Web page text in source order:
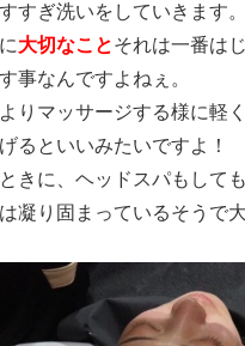
すぎ洗いをしていきます。
大切なことそれは一番は
事なんですよねぇ。
りマッサージする様に軽
るといいみたいですよ！
きに、ヘッドスパもして
凝り固まっているそうで